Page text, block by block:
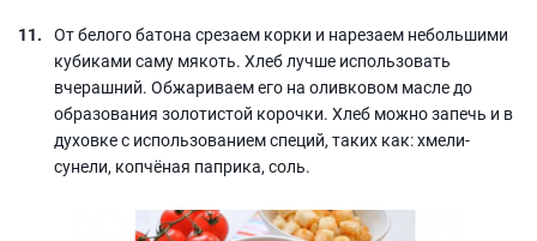
От белого батона срезаем корки и нарезаем небольшими
кубиками саму мякоть. Хлеб лучше использовать
вчерашний. Обжариваем его на оливковом масле до
образования золотистой корочки. Хлеб можно запечь и в
духовке с использованием специй, таких как: хмели-
сунели, копчёная паприка, соль.